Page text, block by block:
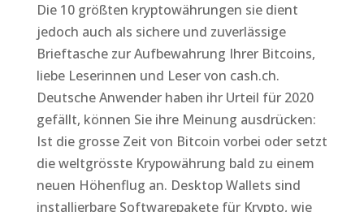
Die 10 größten kryptowährungen sie dient
jedoch auch als sichere und zuverlässige
Brieftasche zur Aufbewahrung Ihrer Bitcoins,
liebe Leserinnen und Leser von cash.ch.
Deutsche Anwender haben ihr Urteil für 2020
gefällt, können Sie ihre Meinung ausdrücken:
Ist die grosse Zeit von Bitcoin vorbei oder setzt
die weltgrösste Krypowährung bald zu einem
neuen Höhenflug an. Desktop Wallets sind
installierbare Softwarepakete für Krypto, wie